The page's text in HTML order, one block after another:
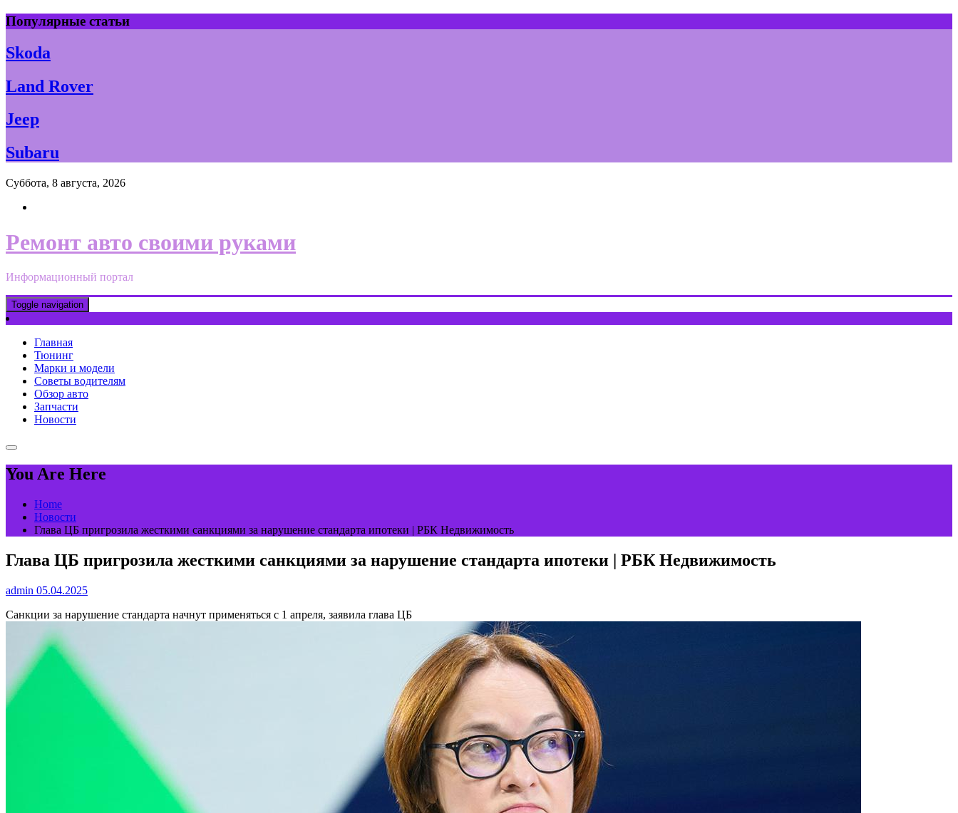
Skip
to
content
Популярные статьи
Skoda
Land Rover
Jeep
Subaru
Суббота, 8 августа, 2026
Ремонт авто своими руками
Информационный портал
Toggle navigation
Главная
Тюнинг
Марки и модели
Советы водителям
Обзор авто
Запчасти
Новости
You Are Here
Home
Новости
Глава ЦБ пригрозила жесткими санкциями за нарушение стандарта ипотеки | РБК Недвижимость
Глава ЦБ пригрозила жесткими санкциями за нарушение стандарта ипотеки | РБК Недвижимость
admin 05.04.2025
Санкции за нарушение стандарта начнут применяться с 1 апреля, заявила глава ЦБ